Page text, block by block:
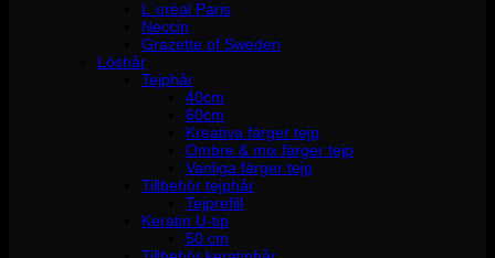
L´oréal Paris
Neccin
Grazette of Sweden
Löshår
Tejphår
40cm
60cm
Kreativa färger tejp
Ombre & mix färger tejp
Vanliga färger tejp
Tillbehör tejphår
Tejprefill
Keratin U-tip
50 cm